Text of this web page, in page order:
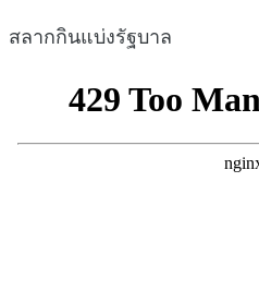
สลากกินแบ่งรัฐบาล